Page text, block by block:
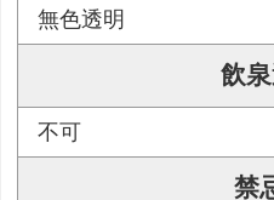
無色透明
飲
不可
禁